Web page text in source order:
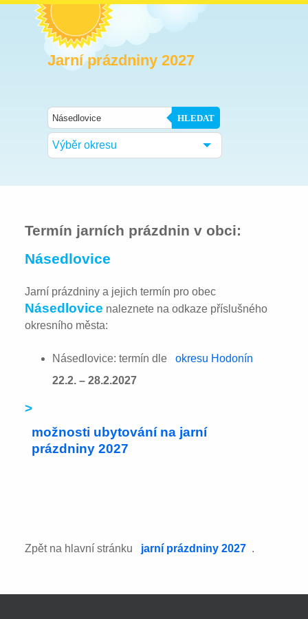
Jarní prázdniny 2027
HLEDAT
Výběr okresu
Termín jarních prázdnin v obci:
Násedlovice
Jarní prázdniny a jejich termín pro obec
Násedlovice naleznete na odkaze příslušného
okresního města:
Násedlovice: termín dle
okresu Hodonín
22.2. – 28.2.2027
>
možnosti ubytování na jarní
prázdniny 2027
Zpět na hlavní stránku jarní prázdniny 2027 .